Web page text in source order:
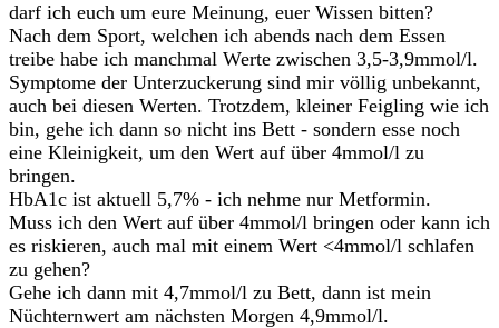
darf ich euch um eure Meinung, euer Wissen bitten?
Nach dem Sport, welchen ich abends nach dem Essen
treibe habe ich manchmal Werte zwischen 3,5-3,9mmol/l.
Symptome der Unterzuckerung sind mir völlig unbekannt,
auch bei diesen Werten. Trotzdem, kleiner Feigling wie ich
bin, gehe ich dann so nicht ins Bett - sondern esse noch
eine Kleinigkeit, um den Wert auf über 4mmol/l zu
bringen.
HbA1c ist aktuell 5,7% - ich nehme nur Metformin.
Muss ich den Wert auf über 4mmol/l bringen oder kann ich
es riskieren, auch mal mit einem Wert <4mmol/l schlafen
zu gehen?
Gehe ich dann mit 4,7mmol/l zu Bett, dann ist mein
Nüchternwert am nächsten Morgen 4,9mmol/l.